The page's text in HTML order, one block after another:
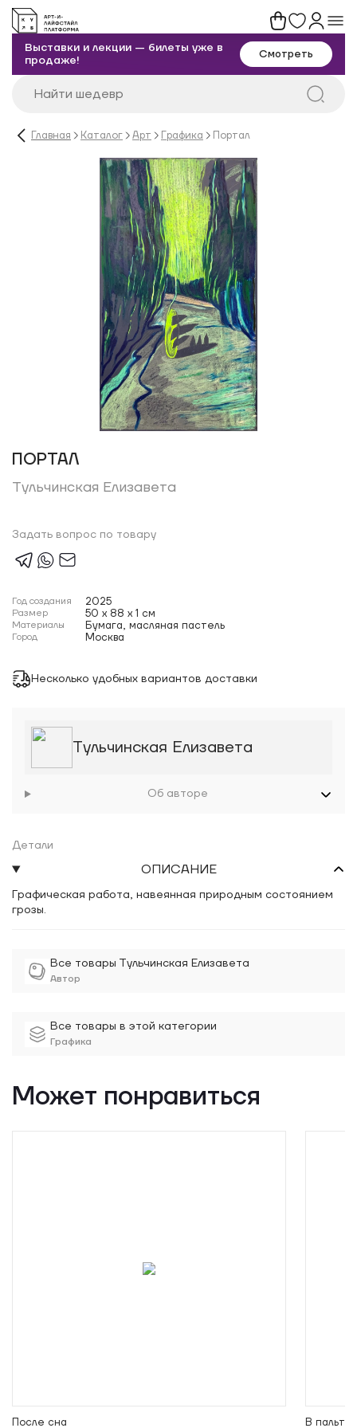
Выставки и лекции — билеты уже в
продаже!
Смотреть
Главная Каталог Арт Графика Портал
ПОРТАЛ
Тульчинская Елизавета
Задать вопрос по товару
Год создания 2025
Размер 50 x 88 x 1 см
Материалы Бумага, масляная пастель
Город Москва
Несколько удобных вариантов доставки
Все товары Тульчинская Елизавета
Автор
Все товары в этой категории
Графика
Тульчинская Елизавета
Об авторе
Детали
ОПИСАНИЕ
Графическая работа, навеянная природным состоянием
грозы.
Может понравиться
После сна
В пальто